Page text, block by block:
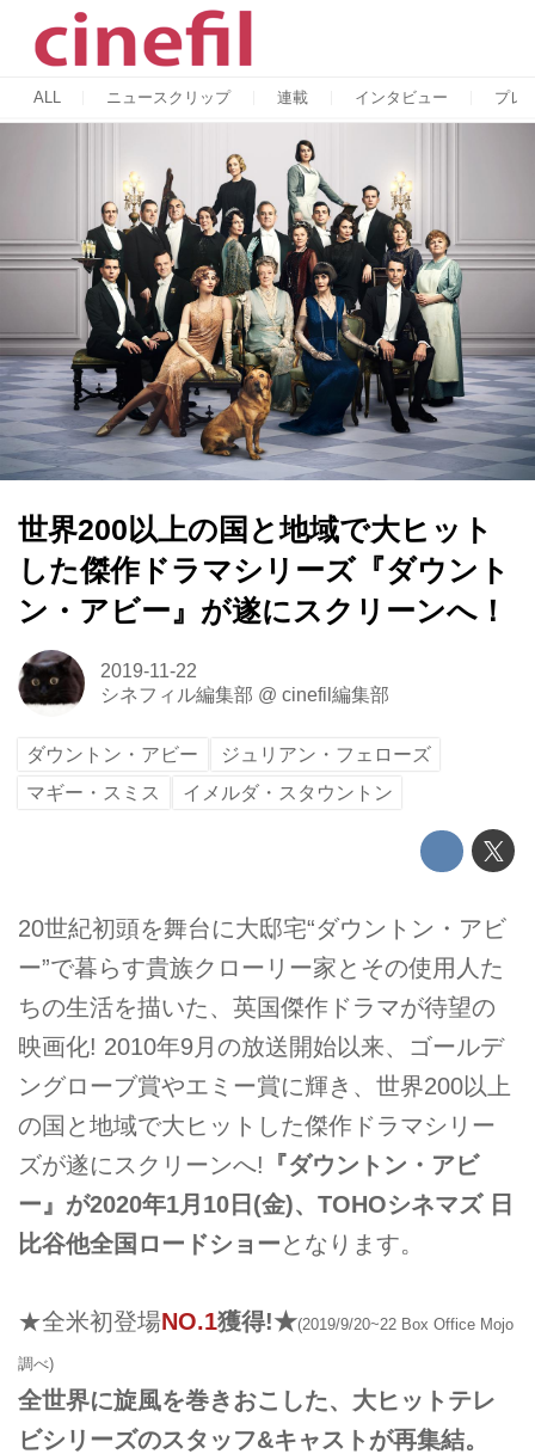
ALL ニュースクリップ 連載 インタビュー プレ
世界200以上の国と地域で大ヒット
した傑作ドラマシリーズ『ダウント
ン・アビー』が遂にスクリーンへ！
2019-11-22
シネフィル編集部 @ cinefil編集部
ダウントン・アビー
ジュリアン・フェローズ
マギー・スミス
イメルダ・スタウントン
20世紀初頭を舞台に大邸宅“ダウントン・アビ
ー”で暮らす貴族クローリー家とその使用人た
ちの生活を描いた、英国傑作ドラマが待望の
映画化! 2010年9月の放送開始以来、ゴールデ
ングローブ賞やエミー賞に輝き、世界200以上
の国と地域で大ヒットした傑作ドラマシリー
ズが遂にスクリーンへ! 『ダウントン・アビ
ー』 が2020年1月 10 日 (金)、 TOHOシネマズ 日
比谷他全国 ロードショーとなります。
★全米初登場NO.1獲得!★(2019/9/20~22 Box Office Mojo
調べ)
全世界に旋風を巻きおこした、大ヒットテレ
ビシリーズのスタッフ&キャストが再集結。